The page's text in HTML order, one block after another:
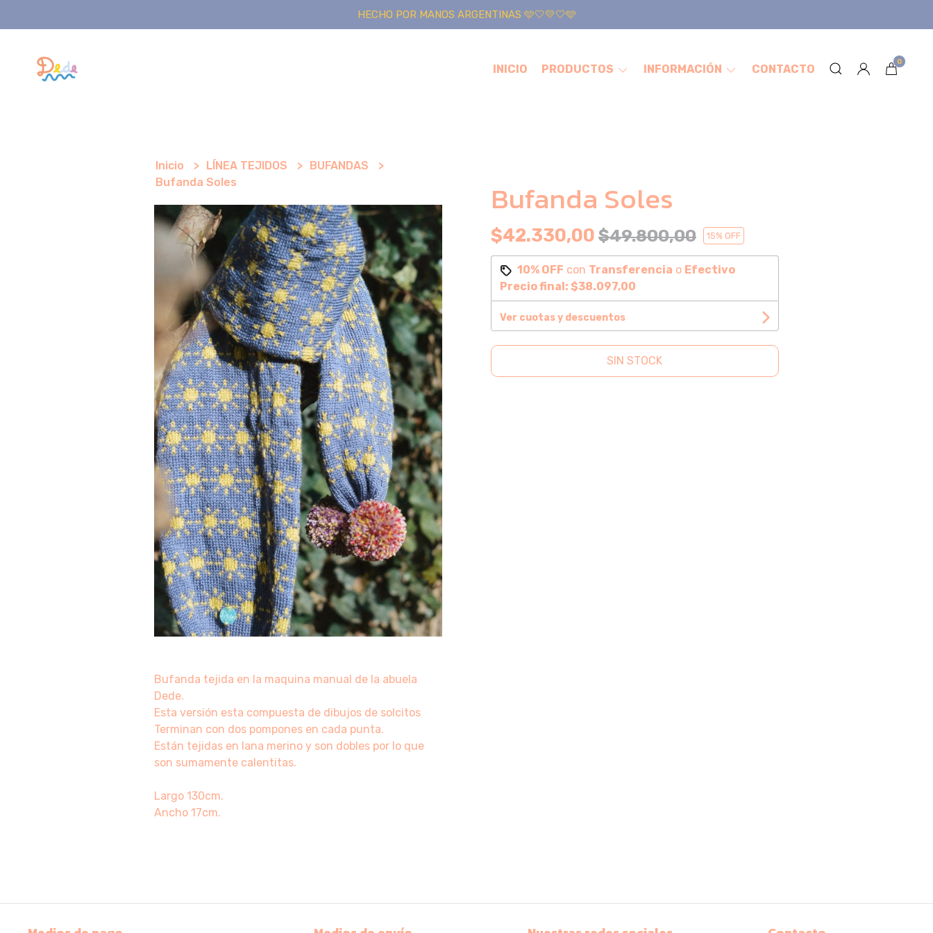
HECHO POR MANOS ARGENTINAS 🩵🤍💛🤍🩵
INICIO PRODUCTOS INFORMACIÓN CONTACTO
0
Inicio LÍNEA TEJIDOS
BUFANDAS
Bufanda Soles
Bufanda tejida en la maquina manual de la abuela
Dede.
Esta versión esta compuesta de dibujos de solcitos
Terminan con dos pompones en cada punta.
Están tejidas en lana merino y son dobles por lo que
son sumamente calentitas.
Largo 130cm.
Ancho 17cm.
Bufanda Soles
$42.330,00 $49.800,00 15% OFF
10% OFF con Transferencia o Efectivo
Precio final: $38.097,00
Ver cuotas y descuentos
SIN STOCK